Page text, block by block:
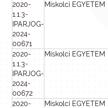
2020-
1.1.3-
IPARJOG-
2024-
00671
Miskolci EGYETEM
2020-
1.1.3-
IPARJOG-
2024-
00672
Miskolci EGYETEM
2020-
Miskolci EGYETEM